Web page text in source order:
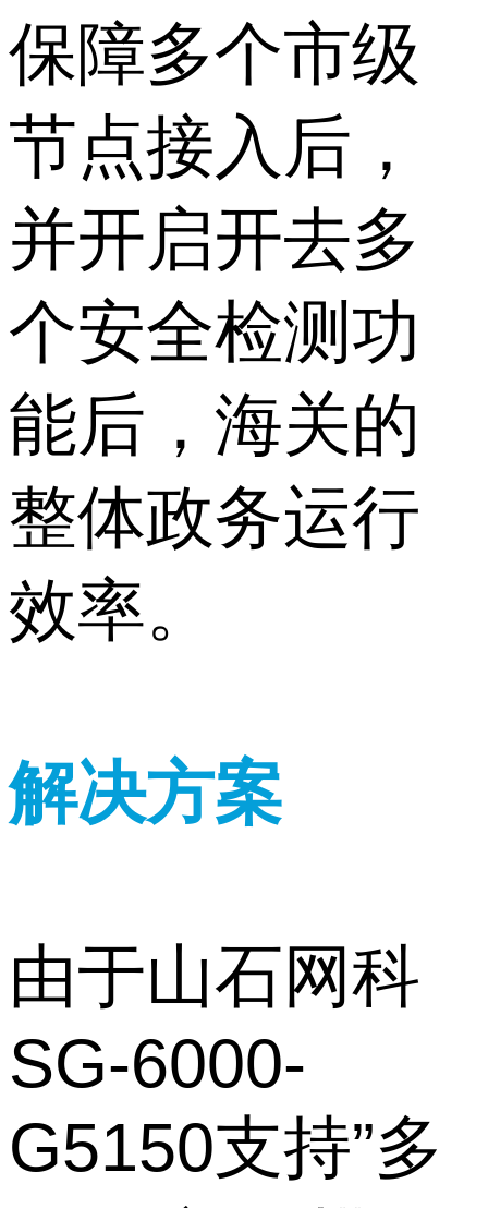
保障多个市级
节点接入后，
并开启开去多
个安全检测功
能后，海关的
整体政务运行
效率。
解决方案
由于山石网科
SG-6000-
G5150支持”多